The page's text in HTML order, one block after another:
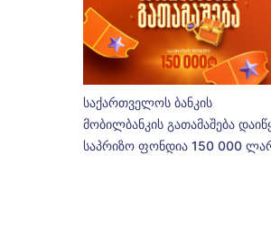
საქართველოს ბანკის
მობილბანკის გათამაშება
საპრიზო ფონდია 150 000